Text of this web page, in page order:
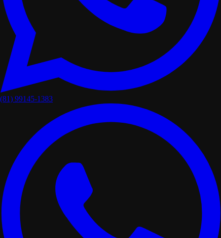
(81) 99145-1383